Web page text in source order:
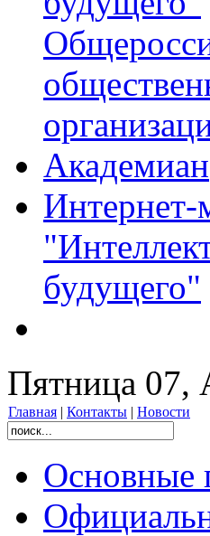
Академиан
будущего"
Пятница 07,
Главная | Контакты | Новости
Основные